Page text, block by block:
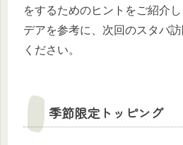
をするためのヒントをご紹介
デアを参考に、次回のスタバ
ください。
季節限定トッピング